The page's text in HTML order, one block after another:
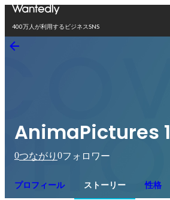
400万人が利用するビジネスSNS
AnimaPictures 1
0つながり 0フォロワー
プロフィール ストーリー 性格